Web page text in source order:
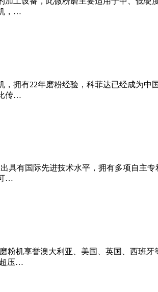
，…
，拥有22年磨粉经验，科菲达已经成为
传…
具有国际先进技术水平，拥有多项自主
…
粉机享誉澳大利亚、美国、英国、西班
压…